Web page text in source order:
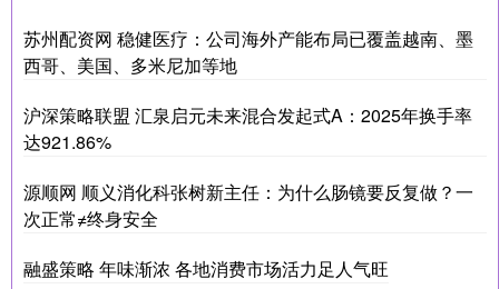
苏州配资网 稳健医疗：公司海外产能布局已覆盖越南、墨
西哥、美国、多米尼加等地
沪深策略联盟 汇泉启元未来混合发起式A：2025年换手率
达921.86%
源顺网 顺义消化科张树新主任：为什么肠镜要反复做？一
次正常≠终身安全
融盛策略 年味渐浓 各地消费市场活力足人气旺